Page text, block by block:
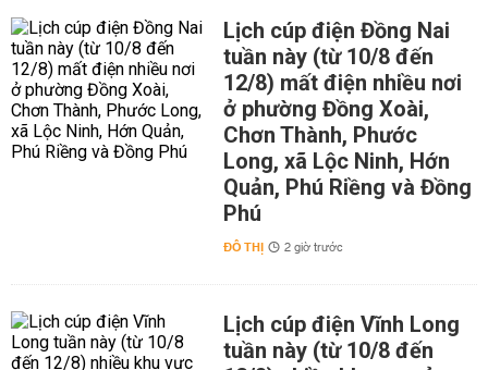
Lịch cúp điện Đồng Nai
tuần này (từ 10/8 đến
12/8) mất điện nhiều nơi
ở phường Đồng Xoài,
Chơn Thành, Phước
Long, xã Lộc Ninh, Hớn
Quản, Phú Riềng và Đồng
Phú
ĐÔ THỊ 2 giờ trước
Lịch cúp điện Vĩnh Long
tuần này (từ 10/8 đến